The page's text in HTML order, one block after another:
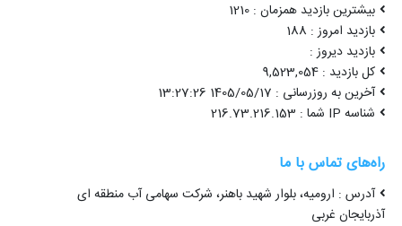
بیشترین بازدید همزمان : 1210
بازدید امروز : 188
بازدید دیروز :
کل بازدید : 9,523,054
آخرین به روزرسانی : 1405/05/17 13:27:26
شناسه IP شما : 216.73.216.153
راه‌های تماس با ما
آدرس : ارومیه، بلوار شهید باهنر، شرکت سهامی آب منطقه ای
آذربایجان غربی